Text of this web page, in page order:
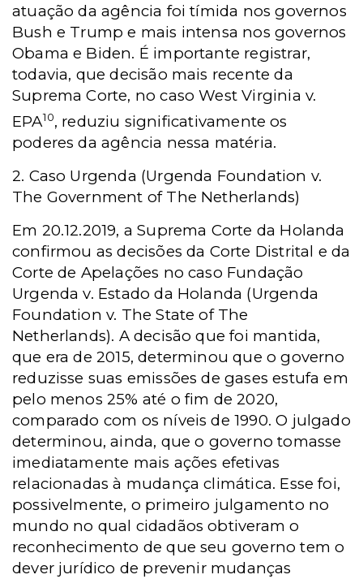
atuação da agência foi tímida nos governos
Bush e Trump e mais intensa nos governos
Obama e Biden. É importante registrar,
todavia, que decisão mais recente da
Suprema Corte, no caso West Virginia v.
EPA10, reduziu significativamente os
poderes da agência nessa matéria.
2. Caso Urgenda (Urgenda Foundation v.
The Government of The Netherlands)
Em 20.12.2019, a Suprema Corte da Holanda
confirmou as decisões da Corte Distrital e da
Corte de Apelações no caso Fundação
Urgenda v. Estado da Holanda (Urgenda
Foundation v. The State of The
Netherlands). A decisão que foi mantida,
que era de 2015, determinou que o governo
reduzisse suas emissões de gases estufa em
pelo menos 25% até o fim de 2020,
comparado com os níveis de 1990. O julgado
determinou, ainda, que o governo tomasse
imediatamente mais ações efetivas
relacionadas à mudança climática. Esse foi,
possivelmente, o primeiro julgamento no
mundo no qual cidadãos obtiveram o
reconhecimento de que seu governo tem o
dever jurídico de prevenir mudanças